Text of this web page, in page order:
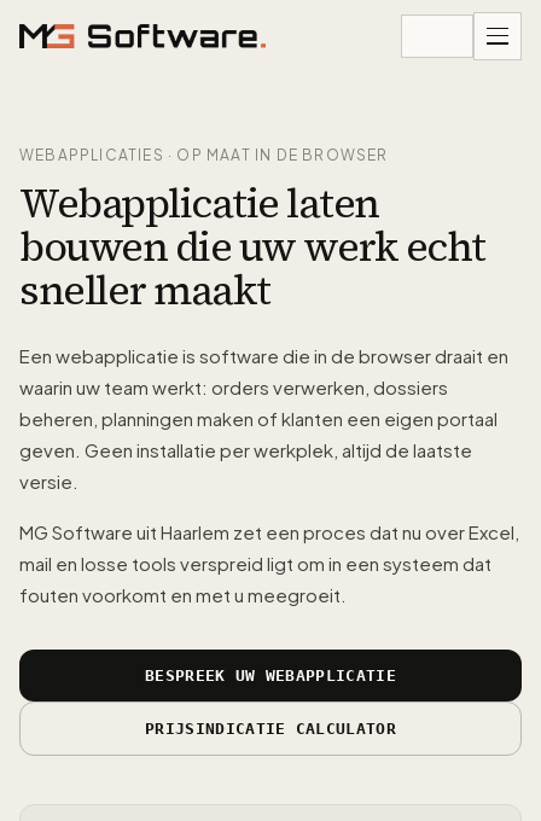
WEBAPPLICATIES · OP MAAT IN DE BROWSER
Webapplicatie laten
bouwen die uw werk echt
sneller maakt
Een webapplicatie is software die in de browser draait en
waarin uw team werkt: orders verwerken, dossiers
beheren, planningen maken of klanten een eigen portaal
geven. Geen installatie per werkplek, altijd de laatste
versie.
MG Software uit Haarlem zet een proces dat nu over Excel,
mail en losse tools verspreid ligt om in een systeem dat
fouten voorkomt en met u meegroeit.
BESPREEK UW WEBAPPLICATIE
PRIJSINDICATIE CALCULATOR